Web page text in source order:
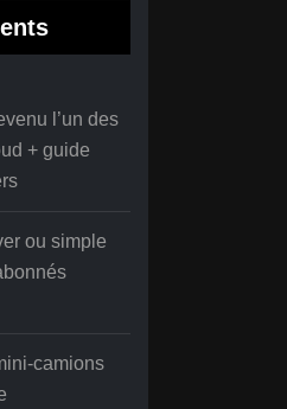
l’un des
+ guide
ou simple
camions